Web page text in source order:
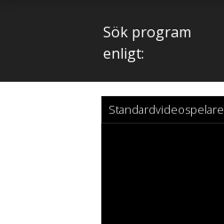
Sök program
enligt:
Standardvideospelare